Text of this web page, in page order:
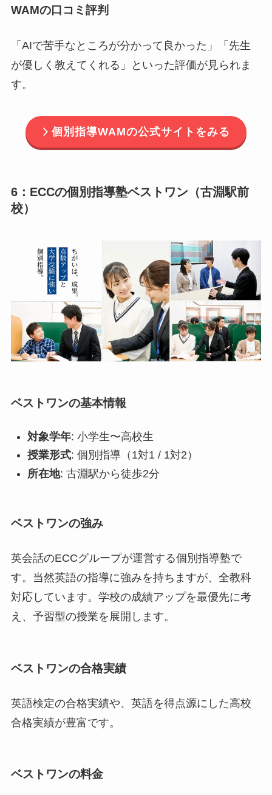
WAMの口コミ評判
「AIで苦手なところが分かって良かった」「先生
が優しく教えてくれる」といった評価が見られま
す。
個別指導WAMの公式サイトをみる
6：ECCの個別指導塾ベストワン（古淵駅前
校）
ベストワンの基本情報
対象学年: 小学生〜高校生
授業形式: 個別指導（1対1 / 1対2）
所在地: 古淵駅から徒歩2分
ベストワンの強み
英会話のECCグループが運営する個別指導塾で
す。当然英語の指導に強みを持ちますが、全教科
対応しています。学校の成績アップを最優先に考
え、予習型の授業を展開します。
ベストワンの合格実績
英語検定の合格実績や、英語を得点源にした高校
合格実績が豊富です。
ベストワンの料金